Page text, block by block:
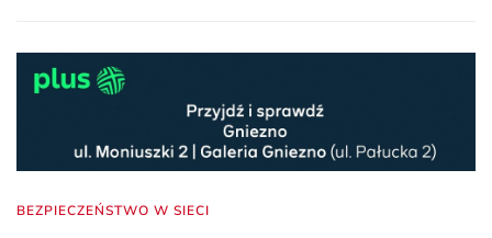
BEZPIECZEŃSTWO W SIECI